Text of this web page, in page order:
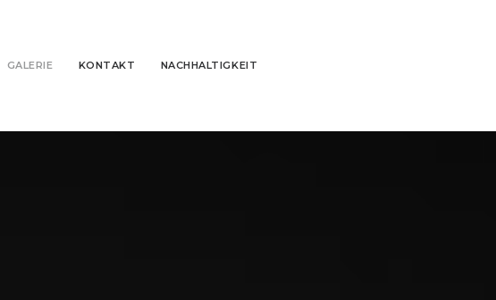
GALERIE KONTAKT NACHHALTIGKEIT